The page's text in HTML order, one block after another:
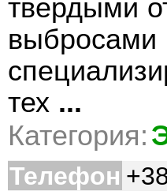
твердыми
тех ...
Категория:
Телефон